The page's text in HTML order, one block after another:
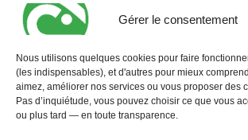
Gérer le consentement
Nous utilisons quelques cookies pour faire
(les indispensables), et d'autres pour mieux
aimez, améliorer nos services ou vous proposer des
Pas d’inquiétude, vous pouvez choisir ce que vous
ou plus tard — en toute transparence.
Carouge - Rondeau
Nyon - La Côte
Protection
Conditions